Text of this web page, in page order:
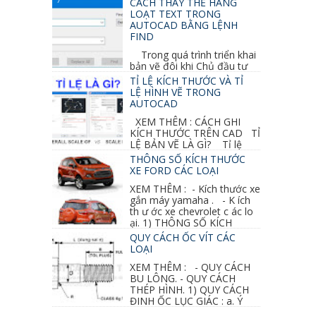
thêm các vấn đề và...LOẠT TEXT TRONG
AUTOCAD BẰNG LỆNH
FIND
Trong quá trình triển khai
bản vẽ đôi khi Chủ đầu tư
thay đổi thiết kế hoặc do bản vẽ mình ghi chú
sai mục nào đó...
TỈ LỆ KÍCH THƯỚC VÀ TỈ
LỆ HÌNH VẼ TRONG
AUTOCAD
XEM THÊM : CÁCH GHI
KÍCH THƯỚC TRÊN CAD TỈ
LỆ BẢN VẼ LÀ GÌ? Tỉ lệ
của hình vẽ trong bản vẽ thiết kế kiến trúc...
THÔNG SỐ KÍCH THƯỚC
XE FORD CÁC LOẠI
XEM THÊM : - Kích thước xe
gắn máy yamaha . - K ích
th ư ớc xe chevrolet c ác lo
ại. 1) THÔNG SỐ KÍCH
QUY CÁCH ỐC VÍT CÁC
LOẠI
XEM THÊM : - QUY CÁCH
BU LÔNG. - QUY CÁCH
THÉP HÌNH. 1) QUY CÁCH
ĐINH ỐC LỤC GIÁC : a. Ý